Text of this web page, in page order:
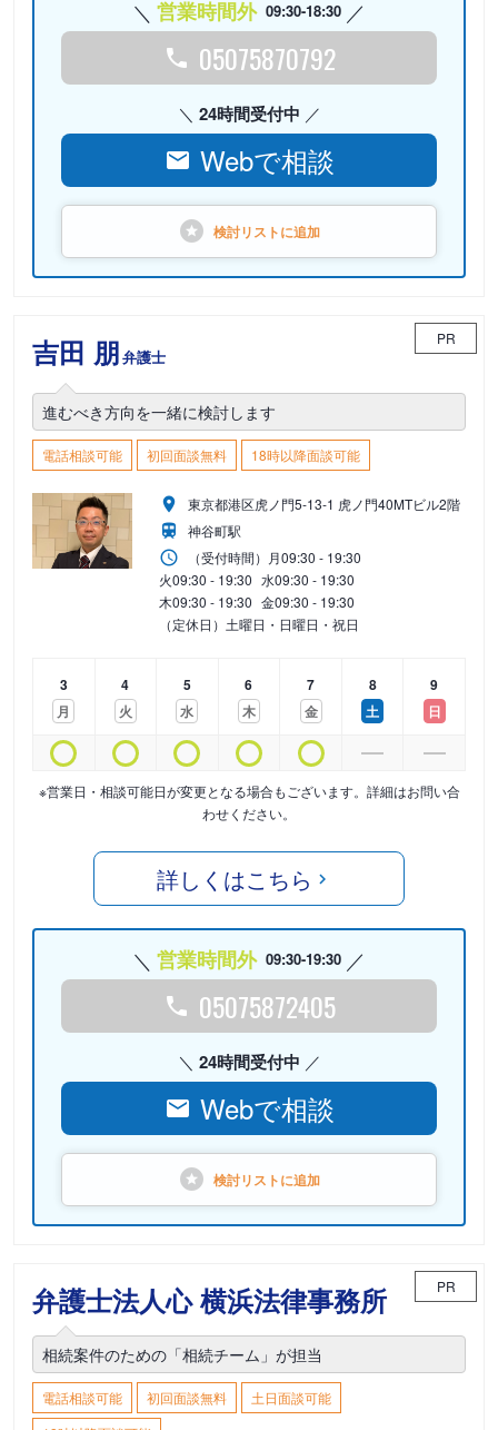
営業時間外 09:30-18:30
05075870792
24時間受付中
Webで相談
検討リストに追加
吉田 朋弁護士
PR
進むべき方向を一緒に検討します
電話相談可能 初回面談無料 18時以降面談可能
東京都港区虎ノ門5-13-1 虎ノ門40MTビル2階
神谷町駅
（受付時間） 月09:30 - 19:30
火09:30 - 19:30 水09:30 - 19:30
木09:30 - 19:30 金09:30 - 19:30
（定休日）土曜日・日曜日・祝日
3
月
4
火
5
水
6
木
7
金
8
土
9
日
※営業日・相談可能日が変更となる場合もございます。詳細はお問い合
わせください。
詳しくはこちら
営業時間外 09:30-19:30
05075872405
24時間受付中
Webで相談
検討リストに追加
弁護士法人心 横浜法律事務所 PR
相続案件のための「相続チーム」が担当
電話相談可能 初回面談無料
土日面談可能